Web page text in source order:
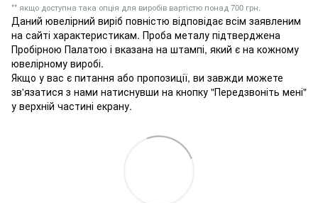
** якщо доступна така опція для виробів вартістю понад 700 грн.
Даний ювелірний виріб повністю відповідає всім заявленим
на сайті характеристикам. Проба металу підтверджена
Пробірною Палатою і вказана на штампі, який є на кожному
ювелірному виробі.
Якщо у вас є питання або пропозиції, ви завжди можете
зв'язатися з нами натиснувши на кнопку "Передзвоніть мені"
у верхній частині екрану.